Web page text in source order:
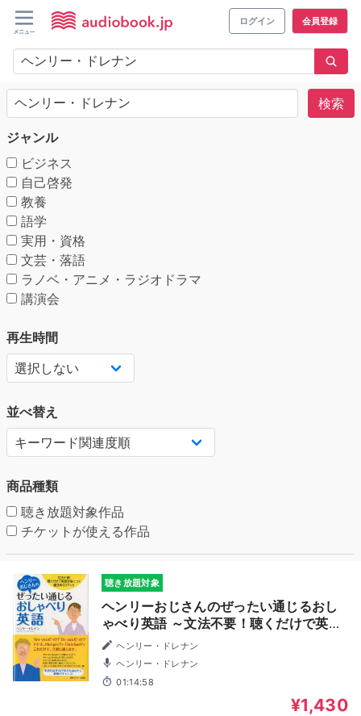
ログイン 会員登録
検索
ジャンル
ビジネス
自己啓発
教養
語学
実用・資格
文芸・落語
ラノベ・アニメ・ラジオドラマ
講演会
再生時間
並べ替え
商品種類
聴き放題対象作品
チケットが使える作品
聴き放題対象
ヘンリーおじさんのぜったい通じるおし
ゃべり英語 ～文法不要！聴くだけで英語
が身につく魔法のCDブック～
ヘンリー・ドレナン
ヘンリー・ドレナン
01:14:58
¥1,430